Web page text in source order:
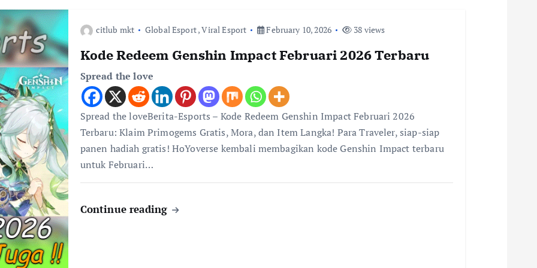
citlub mkt Global Esport,Viral Esport February 10, 2026 38 views
Kode Redeem Genshin Impact Februari 2026 Terbaru
Spread the love
Spread the loveBerita-Esports – Kode Redeem Genshin Impact Februari 2026
Terbaru: Klaim Primogems Gratis, Mora, dan Item Langka! Para Traveler, siap-siap
panen hadiah gratis! HoYoverse kembali membagikan kode Genshin Impact terbaru
untuk Februari…
Continue reading